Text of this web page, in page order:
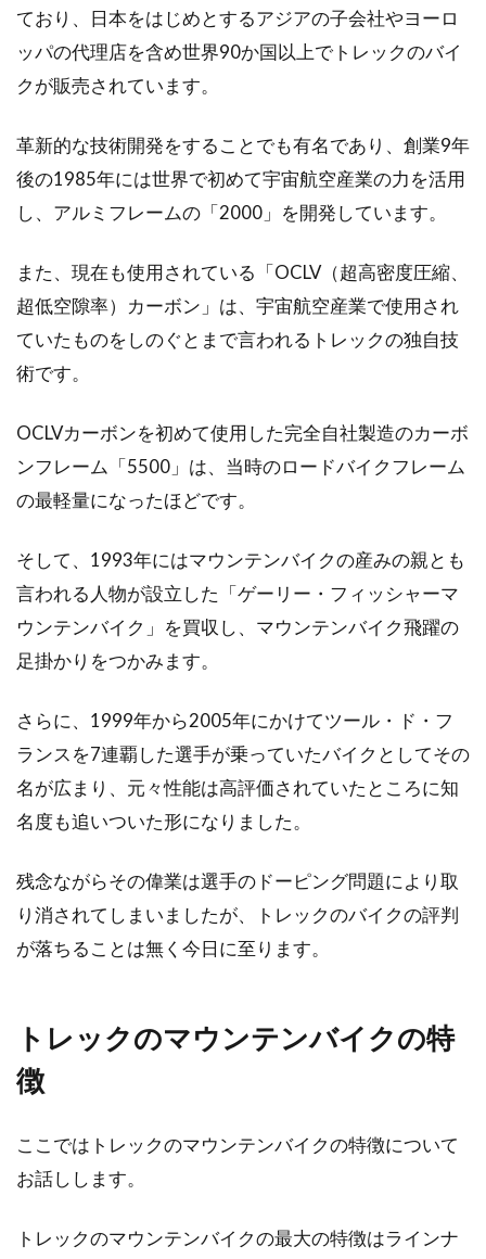
の回転軸を支える大切なパーツがベアリングで
す。...
自転車の中でもタイヤの小さいミニ
ベロが可愛くておすすめ！
街で走っている自転車といえば、ママチャリや
クロスバイクが一般的ですが、もっとタイヤの
小さい自転車を見...
自転車違反が増えている！罰金を払
わないとどうなる！？
今、事故が増えています。2015年6月1日か
ら、自...
自転車のハブについての正しい知
識。寿命を少しでも長く！
自転車の日頃のメンテナンスはどうしています
か。自転車も車と同じ車両の乗り物ですから、
日頃のメンテナン...
ロードバイクにキャリアを付けた
い！リアには付けられる？
自転車にリアキャリアを付けたいと思う方もい
るのではないで...
自転車の種類によって進める距離や
ママチャリ、マウンテンバイク、クロスバイ
ており、日本をはじめとするアジアの子会社やヨーロ
ッパの代理店を含め世界90か国以上でトレックのバイ
クが販売されています。
革新的な技術開発をすることでも有名であり、創業9年
後の1985年には世界で初めて宇宙航空産業の力を活用
し、アルミフレームの「2000」を開発しています。
また、現在も使用されている「OCLV（超高密度圧縮、
超低空隙率）カーボン」は、宇宙航空産業で使用され
ていたものをしのぐとまで言われるトレックの独自技
術です。
OCLVカーボンを初めて使用した完全自社製造のカーボ
ンフレーム「5500」は、当時のロードバイクフレーム
の最軽量になったほどです。
そして、1993年にはマウンテンバイクの産みの親とも
言われる人物が設立した「ゲーリー・フィッシャーマ
ウンテンバイク」を買収し、マウンテンバイク飛躍の
足掛かりをつかみます。
さらに、1999年から2005年にかけてツール・ド・フ
ランスを7連覇した選手が乗っていたバイクとしてその
名が広まり、元々性能は高評価されていたところに知
名度も追いついた形になりました。
残念ながらその偉業は選手のドーピング問題により取
り消されてしまいましたが、トレックのバイクの評判
が落ちることは無く今日に至ります。
トレックのマウンテンバイクの特
徴
ここではトレックのマウンテンバイクの特徴について
お話しします。
トレックのマウンテンバイクの最大の特徴はラインナ